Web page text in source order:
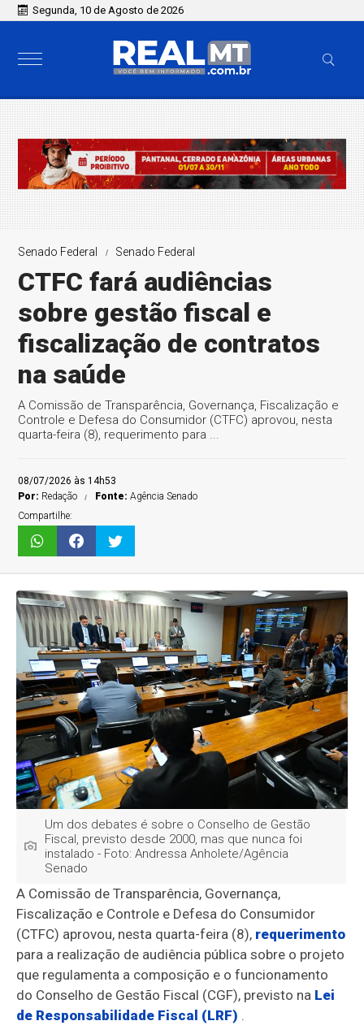
Segunda, 10 de Agosto de 2026
Senado Federal Senado Federal
CTFC fará audiências
sobre gestão fiscal e
fiscalização de contratos
na saúde
A Comissão de Transparência, Governança, Fiscalização e
Controle e Defesa do Consumidor (CTFC) aprovou, nesta
quarta-feira (8), requerimento para ...
08/07/2026 às 14h53
Por: Redação Fonte:Agência Senado
Compartilhe:
Um dos debates é sobre o Conselho de Gestão
Fiscal, previsto desde 2000, mas que nunca foi
instalado - Foto: Andressa Anholete/Agência
Senado
A Comissão de Transparência, Governança,
Fiscalização e Controle e Defesa do Consumidor
(CTFC) aprovou, nesta quarta-feira (8), requerimento
para a realização de audiência pública sobre o projeto
que regulamenta a composição e o funcionamento
do Conselho de Gestão Fiscal (CGF), previsto na Lei
de Responsabilidade Fiscal (LRF) .